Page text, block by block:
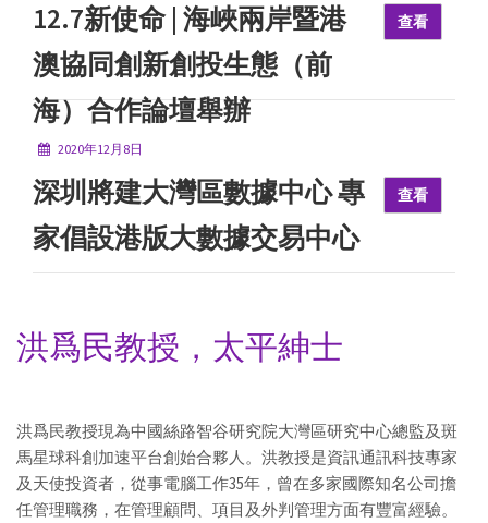
12.7新使命 | 海峽兩岸暨港
澳協同創新創投生態（前
海）合作論壇舉辦
查看
2020年12月8日
深圳將建大灣區數據中心 專
家倡設港版大數據交易中心
查看
洪爲民教授，太平紳士
洪爲民教授現為中國絲路智谷研究院大灣區研究中心總監及斑
馬星球科創加速平台創始合夥人。洪教授是資訊通訊科技專家
及天使投資者，從事電腦工作35年，曾在多家國際知名公司擔
任管理職務，在管理顧問、項目及外判管理方面有豐富經驗。